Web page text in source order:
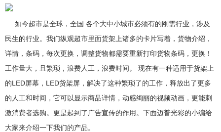
如今超市是全球，全国 各个大中小城市必须有的刚需行业，涉及
民生的行业。我们纵观超市里面货架上诸多的卡片写着，货物介绍，
详情，条码，每次更换，调整货物都需要重新打印货物条码，更换！
工作量大，且繁琐，浪费人工，浪费时间。 现在有一种适用于货架上
的LED屏幕，LED货架屏，解决了这种繁琐了的工作，释放出了更多
的人工和时间，它可以显示商品详情，动感绚丽的视频动画，更能刺
激消费者选购。更是起到了广告宣传的作用。下面迈普光彩的小编给
大家来介绍一下我们的产品。